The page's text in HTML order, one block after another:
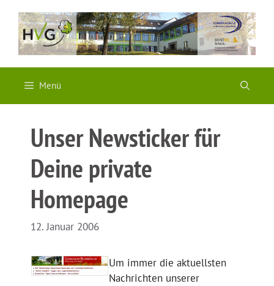
Inhalt
springen
Menü
Unser Newsticker für
Deine private
Homepage
12. Januar 2006
Um immer die aktuellsten
Nachrichten unserer